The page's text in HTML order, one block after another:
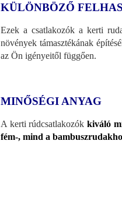
KÜLÖNBÖZŐ
Ezek a csatlakozók a kerti
növények támasztékának
az Ön igényeitől függően.
MINŐSÉGI ANYAG
A kerti rúdcsatlakozók kiváló
fém-, mind a